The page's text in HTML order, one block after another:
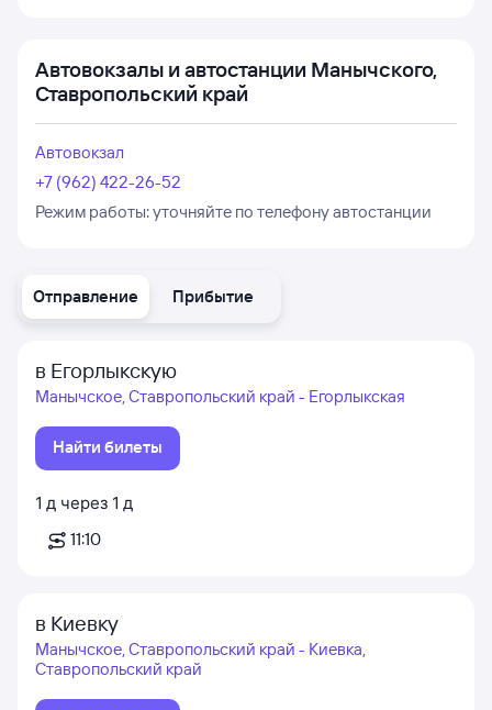
Отправление Прибытие
в Егорлыкскую
Манычское, Ставропольский край - Егорлыкская
Найти билеты
1 д через 1 д
11:10
в Киевку
Манычское, Ставропольский край - Киевка,
Ставропольский край
Автовокзалы и автостанции Манычского,
Ставропольский край
Автовокзал
+7 (962) 422-26-52
Режим работы:уточняйте по телефону автостанции